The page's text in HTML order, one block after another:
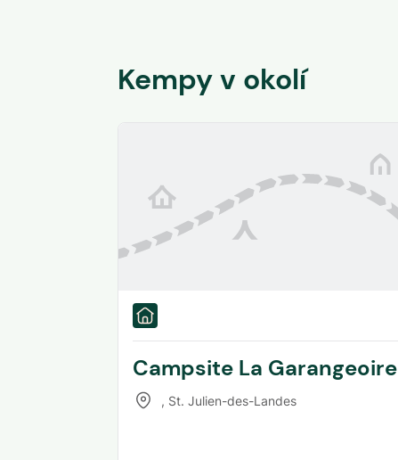
Kempy v okolí
Campsite La Garangeoire
, St. Julien-des-Landes